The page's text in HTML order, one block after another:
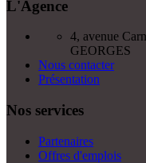
L'Agence
4, avenue
GEORGES
Nous contacter
Présentation
Nos services
Partenaires
Offres d'emplois